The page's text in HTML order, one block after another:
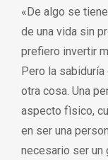
«De algo se
de una vida sin
prefiero invertir
Pero la
otra cosa. Una
aspecto fìsico,
en ser una
necesario ser un